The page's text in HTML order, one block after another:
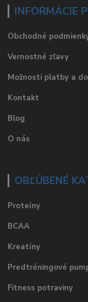
INFORMÁCIE
Obchodné
Vernostné zľavy
Možnosti platby a
Kontakt
Blog
O nás
OBĽÚBENÉ
Proteíny
BCAA
Kreatíny
Predtréningové
Fitness potraviny